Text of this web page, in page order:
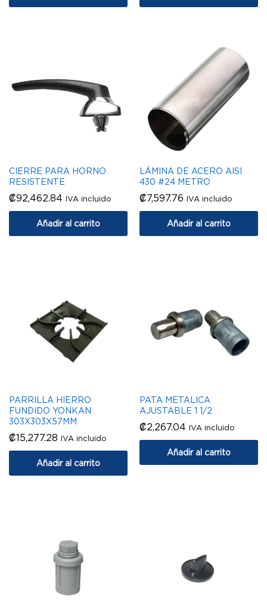
CIERRE PARA HORNO
RESISTENTE
₡92,462.84 IVA incluido
Añadir al carrito
LÁMINA DE ACERO AISI
430 #24 METRO
₡7,597.76 IVA incluido
Añadir al carrito
PARRILLA HIERRO
FUNDIDO YONKAN
303X303X57MM
₡15,277.28 IVA incluido
Añadir al carrito
PATA METALICA
AJUSTABLE 1 1/2
₡2,267.04 IVA incluido
Añadir al carrito